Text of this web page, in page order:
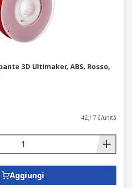
3D Ultimaker, ABS, Rosso,
42,17 €/unità
Aggiungi